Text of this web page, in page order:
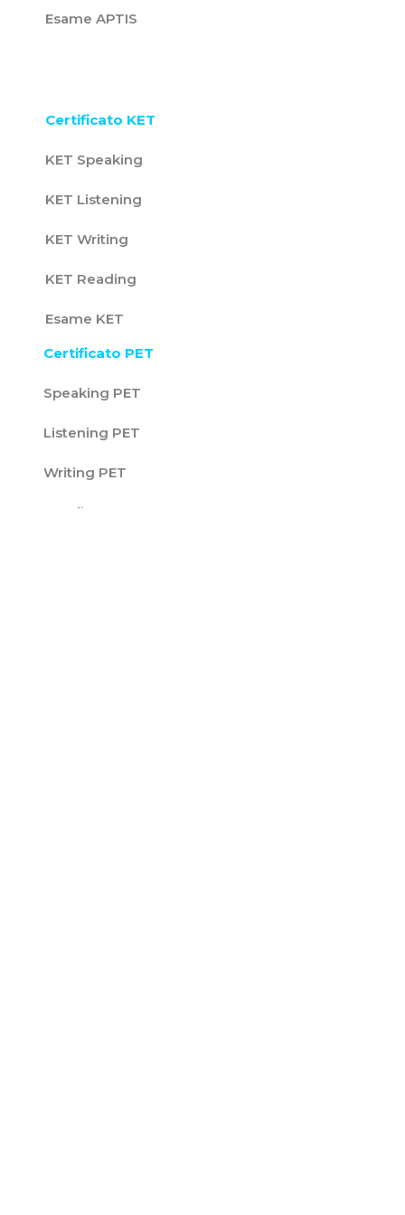
Esame APTIS
Certificato KET
KET Speaking
KET Listening
KET Writing
KET Reading
Esame KET
Certificato PET
Speaking PET
Listening PET
Writing PET
Reading PET